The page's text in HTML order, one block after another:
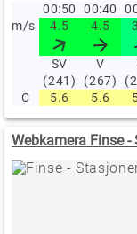
00:50 00:40
m/s
4.5 4.5
SV
(241)
V
(267)
C
5.6 5.6
Webkamera Finse